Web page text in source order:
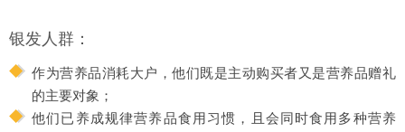
银发人群：
作为营养品消耗大户，他们既是主动购买者又是营养品赠礼
的主要对象；
他们已养成规律营养品食用习惯，且会同时食用多种营养